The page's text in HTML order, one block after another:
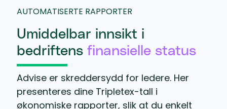
AUTOMATISERTE RAPPORTER
Umiddelbar innsikt i
bedriftens finansielle status
Advise er skreddersydd for ledere. Her
presenteres dine Tripletex-tall i
økonomiske rapporter, slik at du enkelt